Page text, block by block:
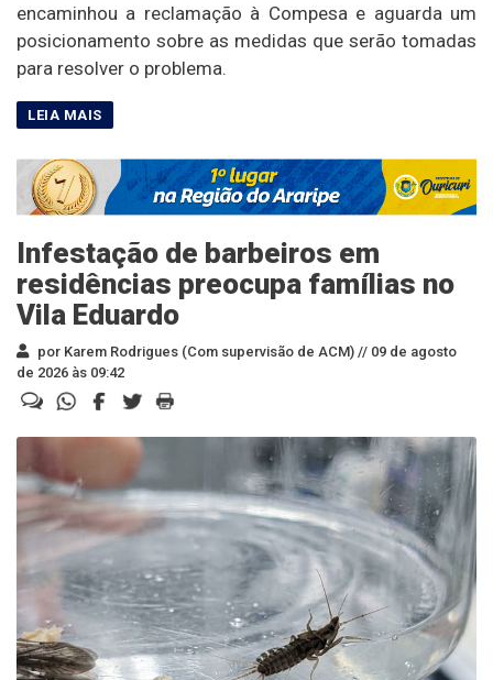
encaminhou a reclamação à Compesa e aguarda um
posicionamento sobre as medidas que serão tomadas
para resolver o problema.
Infestação de barbeiros em
residências preocupa famílias no
Vila Eduardo
por Karem Rodrigues (Com supervisão de ACM) // 09 de agosto
de 2026 às 09:42